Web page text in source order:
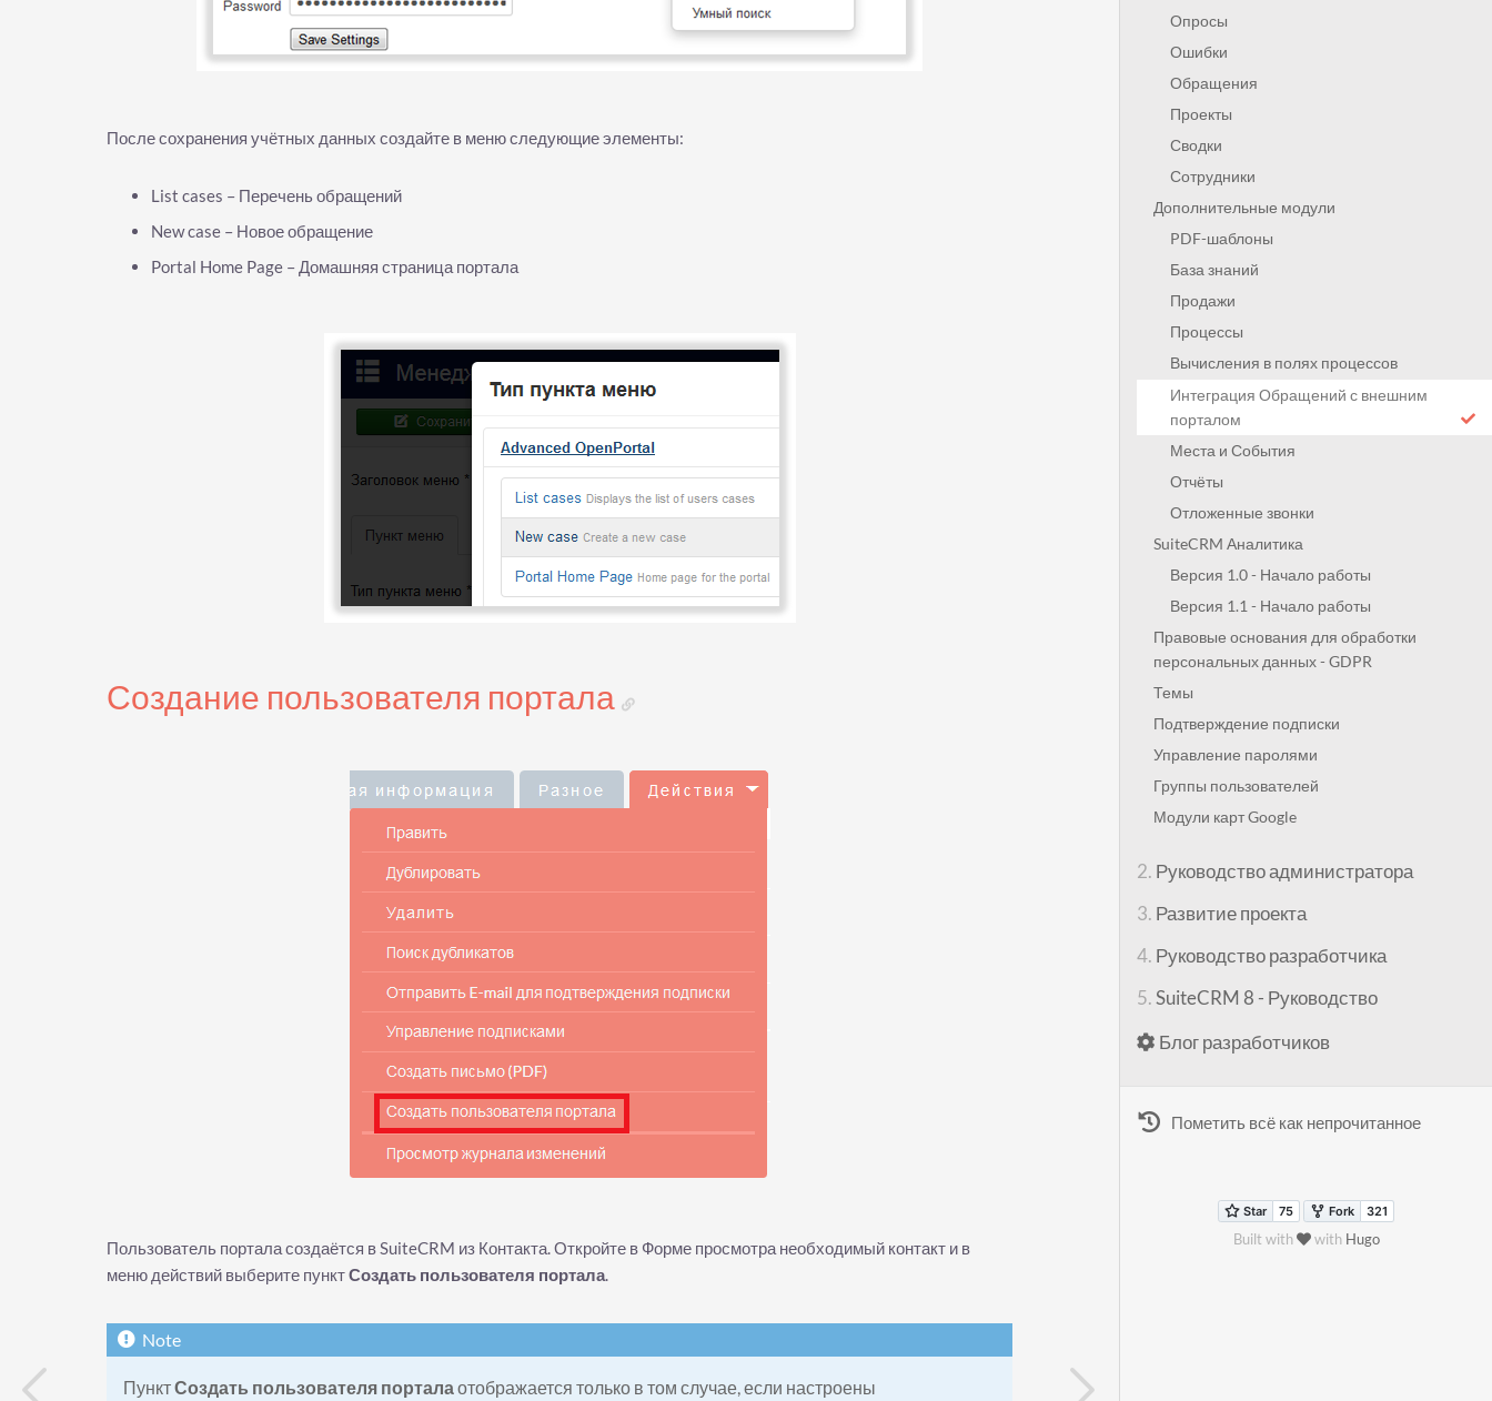
Опросы
Ошибки
Обращения
Проекты
Сводки
Сотрудники
Дополнительные модули
PDF-шаблоны
База знаний
Продажи
Процессы
Вычисления в полях процессов
Интеграция Обращений с внешним
порталом
Места и События
Отчёты
Отложенные звонки
SuiteCRM Аналитика
Версия 1.0 - Начало работы
Версия 1.1 - Начало работы
Правовые основания для обработки
персональных данных - GDPR
Темы
Подтверждение подписки
Управление паролями
Группы пользователей
Модули карт Google
2. Руководство администратора
3. Развитие проекта
4. Руководство разработчика
5.SuiteCRM 8 - Руководство
Блог разработчиков
Пометить всё как непрочитанное
Built with with Hugo
После сохранения учётных данных создайте в меню следующие элементы:
List cases – Перечень обращений
New case – Новое обращение
Portal Home Page – Домашняя страница портала
Создание пользователя портала
Пользователь портала создаётся в SuiteCRM из Контакта. Откройте в Форме просмотра необходимый контакт и в
меню действий выберите пунктСоздать пользователя портала
ПунктСоздать пользователя портала отображается только в том случае, если настроены